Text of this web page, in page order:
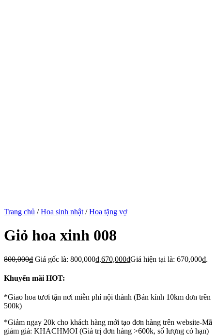
Trang chủ / Hoa sinh nhật / Hoa tặng vợ
Giỏ hoa xinh 008
800,000₫ Giá gốc là: 800,000₫.670,000₫Giá hiện tại là: 670,000₫.
Khuyến mãi HOT:
*Giao hoa tươi tận nơi miễn phí nội thành (Bán kính 10km đơn trên
500k)
*Giảm ngay 20k cho khách hàng mới tạo đơn hàng trên website-Mã
giảm giá: KHACHMOI (Giá trị đơn hàng >600k, số lượng có hạn)